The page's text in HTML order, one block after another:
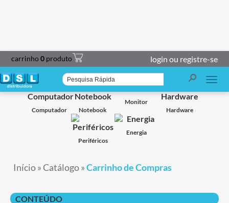
carrinho0 produto login ou registre-se
Caixa de Som
Computador Notebook
Monitor
Hardware
Periféricos
Energia
Início» Catálogo»Carrinho de Compras
CONTEÚDO